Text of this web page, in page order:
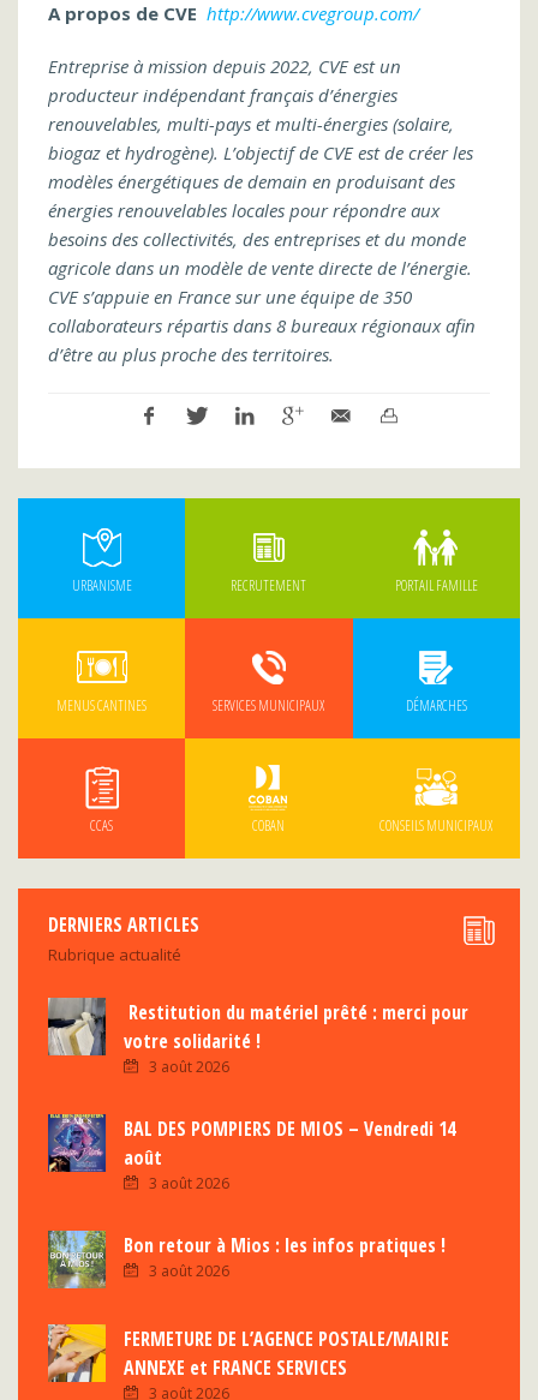
A propos de CVE http://www.cvegroup.com/
Entreprise à mission depuis 2022, CVE est un
producteur indépendant français d’énergies
renouvelables, multi-pays et multi-énergies (solaire,
biogaz et hydrogène). L’objectif de CVE est de créer les
modèles énergétiques de demain en produisant des
énergies renouvelables locales pour répondre aux
besoins des collectivités, des entreprises et du monde
agricole dans un modèle de vente directe de l’énergie.
CVE s’appuie en France sur une équipe de 350
collaborateurs répartis dans 8 bureaux régionaux afin
d’être au plus proche des territoires.
URBANISME RECRUTEMENT PORTAIL FAMILLE
MENUS CANTINES SERVICES MUNICIPAUX DÉMARCHES
CCAS COBAN CONSEILS MUNICIPAUX
DERNIERS ARTICLES
Rubrique actualité
Restitution du matériel prêté : merci pour
votre solidarité !
3 août 2026
BAL DES POMPIERS DE MIOS – Vendredi 14
août
3 août 2026
Bon retour à Mios : les infos pratiques !
3 août 2026
FERMETURE DE L’AGENCE POSTALE/MAIRIE
ANNEXE et FRANCE SERVICES
3 août 2026